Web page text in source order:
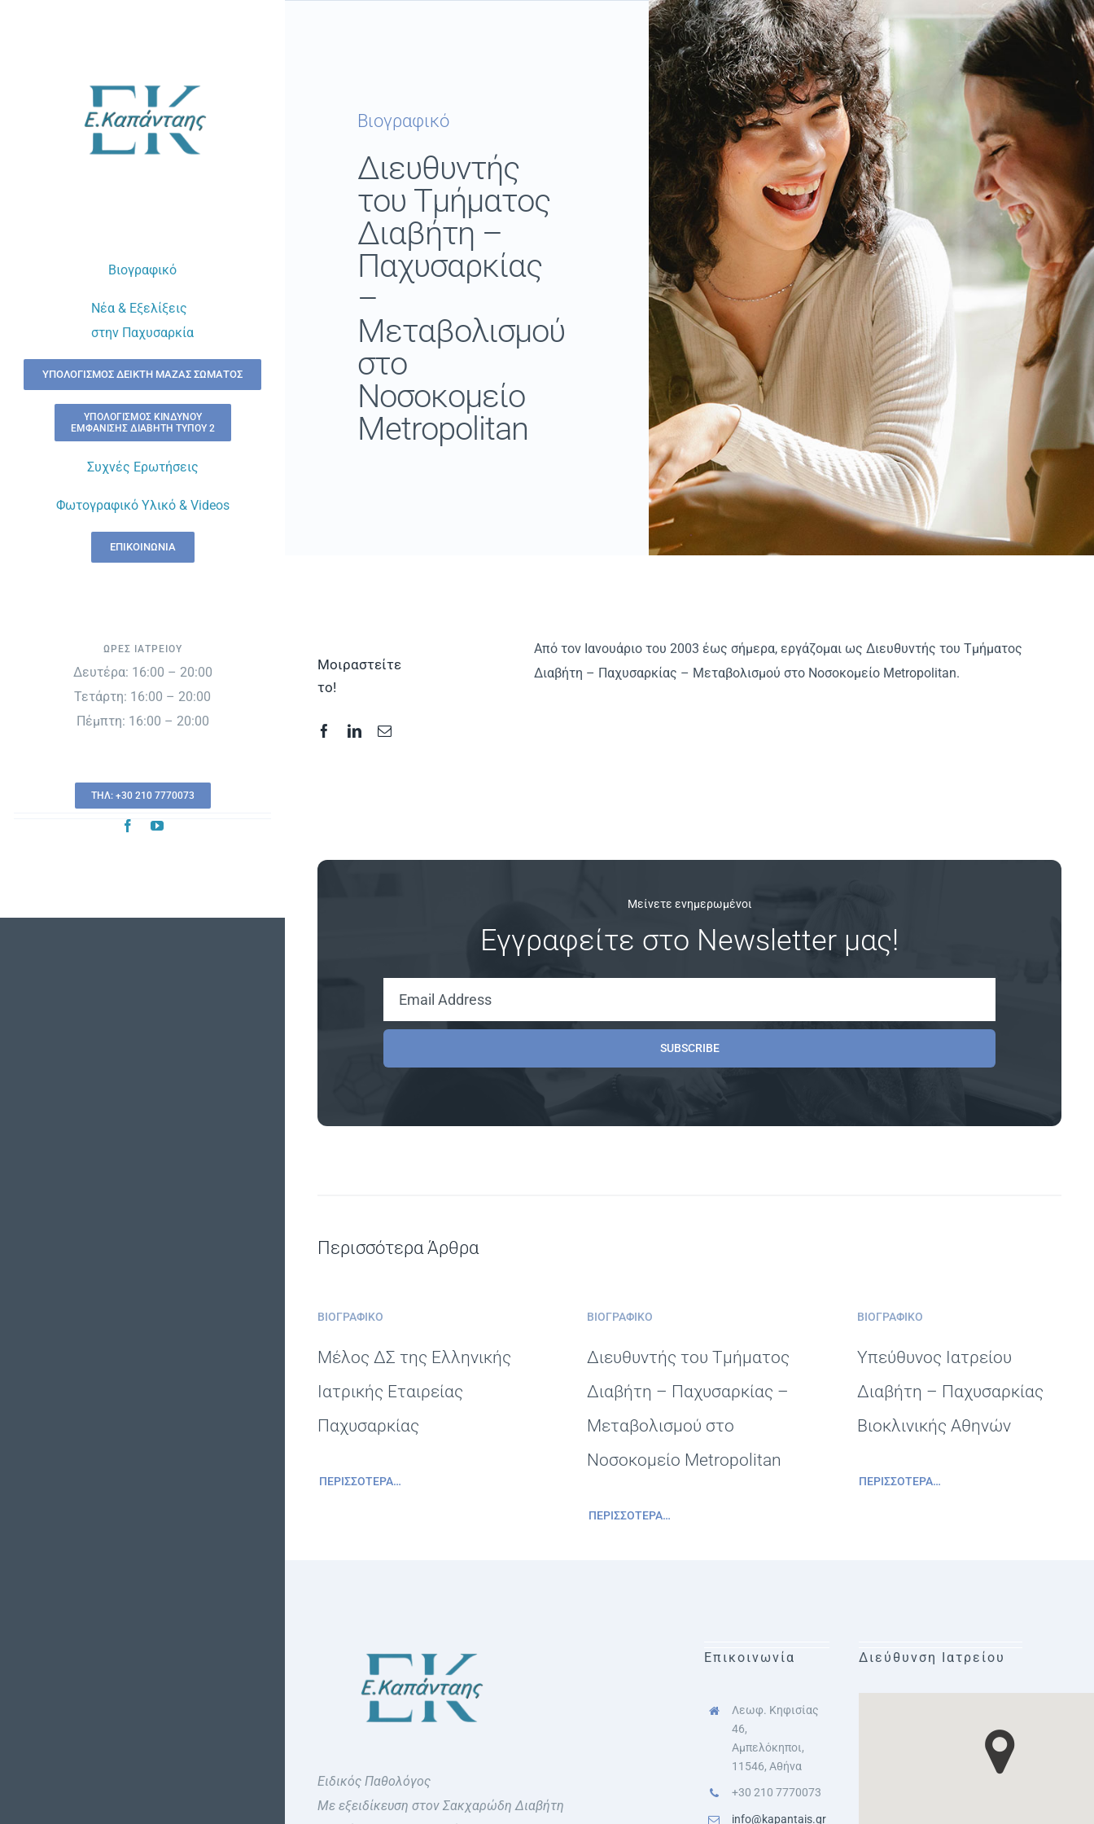
Βιογραφικό
Νέα & Εξελίξεις
στην Παχυσαρκία
ΥΠΟΛΟΓΙΣΜΌΣ ΔΕΊΚΤΗ ΜΆΖΑΣ ΣΏΜΑΤΟΣ
ΥΠΟΛΟΓΙΣΜΌΣ ΚΙΝΔΎΝΟΥ
ΕΜΦΆΝΙΣΗΣ ΔΙΑΒΉΤΗ ΤΎΠΟΥ 2
Συχνές Ερωτήσεις
Φωτογραφικό Υλικό & Videos
ΕΠΙΚΟΙΝΩΝΊΑ
ΏΡΕΣ ΙΑΤΡΕΊΟΥ
Δευτέρα: 16:00 – 20:00
Τετάρτη: 16:00 – 20:00
Πέμπτη: 16:00 – 20:00
ΤΗΛ: +30 210 7770073
Βιογραφικό
Διευθυντής
του Τμήματος
Διαβήτη –
Παχυσαρκίας
–
Μεταβολισμού
στο
Νοσοκομείο
Metropolitan
Μοιραστείτε
το!
Από τον Ιανουάριο του 2003 έως σήμερα, εργάζομαι ως Διευθυντής του Τμήματος
Διαβήτη – Παχυσαρκίας – Μεταβολισμού στο Νοσοκομείο Metropolitan.
Μείνετε ενημερωμένοι
Εγγραφείτε στο Newsletter μας!
SUBSCRIBE
Περισσότερα Άρθρα
ΒΙΟΓΡΑΦΙΚΌ
Μέλος ΔΣ της Ελληνικής
Ιατρικής Εταιρείας
Παχυσαρκίας
ΠΕΡΙΣΣΌΤΕΡΑ…
ΒΙΟΓΡΑΦΙΚΌ
Διευθυντής του Τμήματος
Διαβήτη – Παχυσαρκίας –
Μεταβολισμού στο
Νοσοκομείο Metropolitan
ΠΕΡΙΣΣΌΤΕΡΑ…
ΒΙΟΓΡΑΦΙΚΌ
Υπεύθυνος Ιατρείου
Διαβήτη – Παχυσαρκίας
Βιοκλινικής Αθηνών
ΠΕΡΙΣΣΌΤΕΡΑ…
Ειδικός Παθολόγος
Με εξειδίκευση στον Σακχαρώδη Διαβήτη
Επικοινωνία
Λεωφ. Κηφισίας
46,
Αμπελόκηποι,
11546, Αθήνα
+30 210 7770073
info@kapantais.gr
Διεύθυνση Ιατρείου